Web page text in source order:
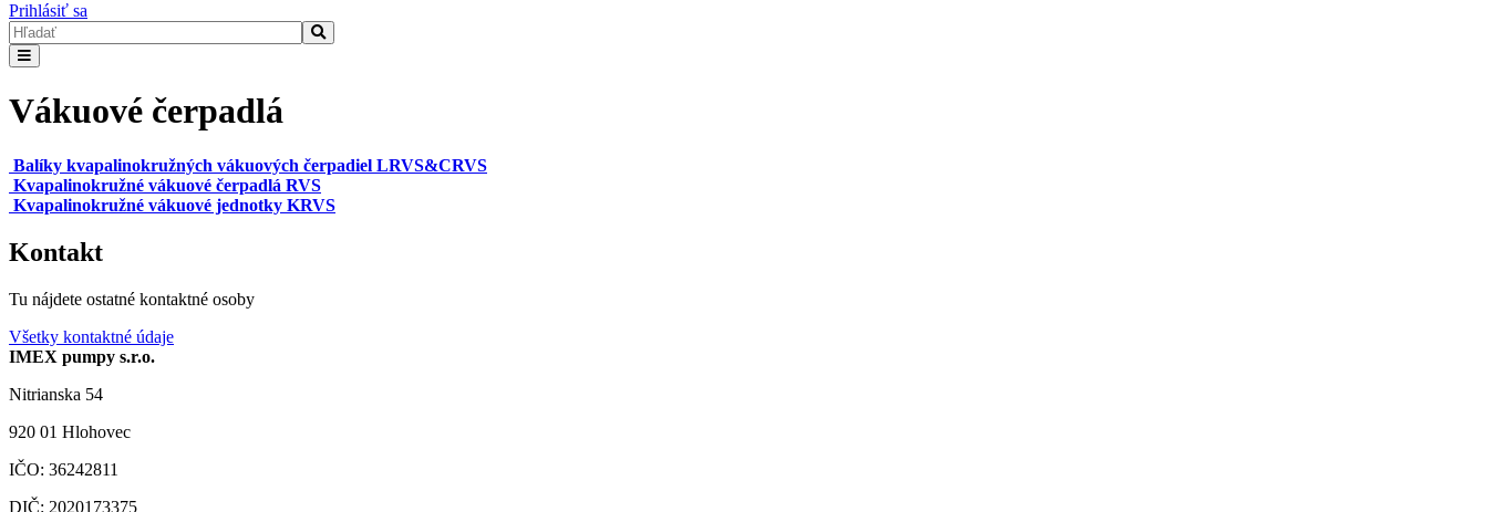
Prihlásiť sa
Vákuové čerpadlá
Balíky kvapalinokružných vákuových čerpadiel LRVS&CRVS
Kvapalinokružné vákuové čerpadlá RVS
Kvapalinokružné vákuové jednotky KRVS
Kontakt
Tu nájdete ostatné kontaktné osoby
Všetky kontaktné údaje
IMEX pumpy s.r.o.
Nitrianska 54
920 01 Hlohovec
IČO: 36242811
DIČ: 2020173375